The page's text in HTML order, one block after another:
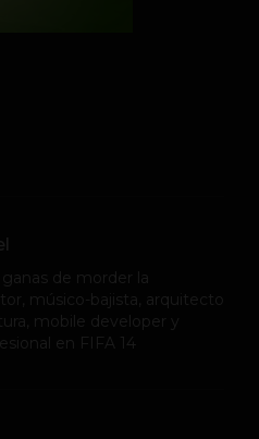
de morder la
músico-bajista, arquitecto
mobile developer y
en FIFA 14